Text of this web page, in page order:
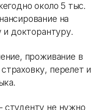
около 5 тыс.
на
и докторантуру.
проживание в
перелет и
не нужно